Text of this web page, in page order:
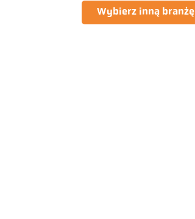
Wybierz inną branżę